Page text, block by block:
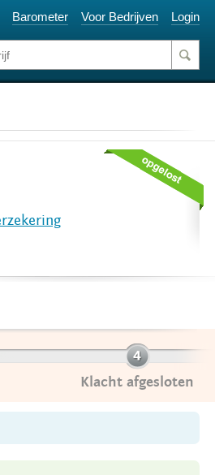
Barometer Voor Bedrijven Login
Klacht afgesloten